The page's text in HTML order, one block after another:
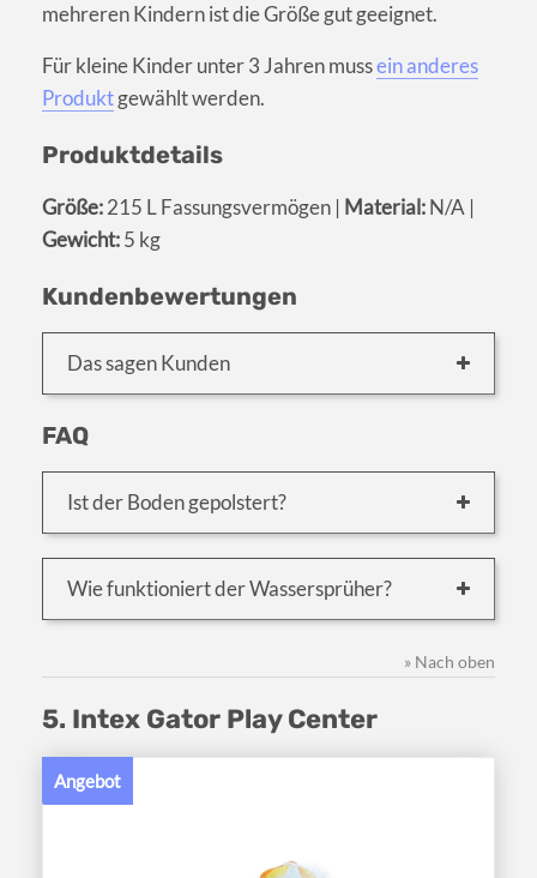
mehreren Kindern ist die Größe gut geeignet.
Für kleine Kinder unter 3 Jahren mussein anderes
Produktgewählt werden.
Produktdetails
Größe:215 L Fassungsvermögen | Material:N/A |
Gewicht:5 kg
Kundenbewertungen
Das sagen Kunden
FAQ
Ist der Boden gepolstert?
Wie funktioniert der Wassersprüher?
» Nach oben
5. Intex Gator Play Center
Angebot